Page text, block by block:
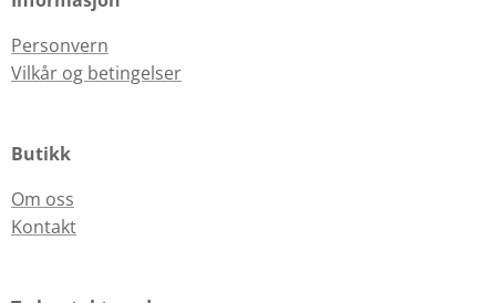
Personvern
Vilkår og betingelser
Butikk
Om oss
Kontakt